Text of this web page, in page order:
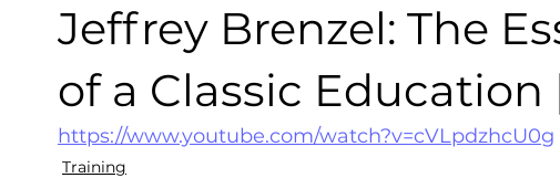
Podcast Quantum Real estate Robot
Technology
Jeffrey Brenzel: The
of a Classic
https://www.youtube.com/watch?v=cVLpdzhcU0g
Training